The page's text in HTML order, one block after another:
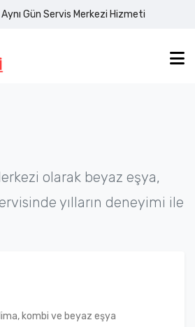
Gün Servis Merkezi Hizmeti
olarak beyaz eşya,
yılların deneyimi ile
kombi ve beyaz eşya